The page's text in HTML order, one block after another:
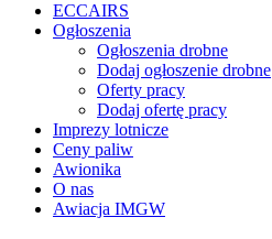
ECCAIRS
Ogłoszenia
Ogłoszenia drobne
Dodaj ogłoszenie drobne
Oferty pracy
Dodaj ofertę pracy
Imprezy lotnicze
Ceny paliw
Awionika
O nas
Awiacja IMGW